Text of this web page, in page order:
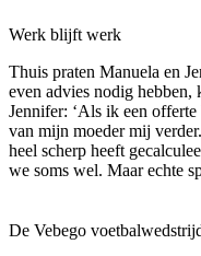
Werk blijft werk
Thuis praten Manuela en
even advies nodig hebben,
Jennifer: ‘Als ik een
van mijn moeder mij
heel scherp heeft
we soms wel. Maar echte
De Vebego